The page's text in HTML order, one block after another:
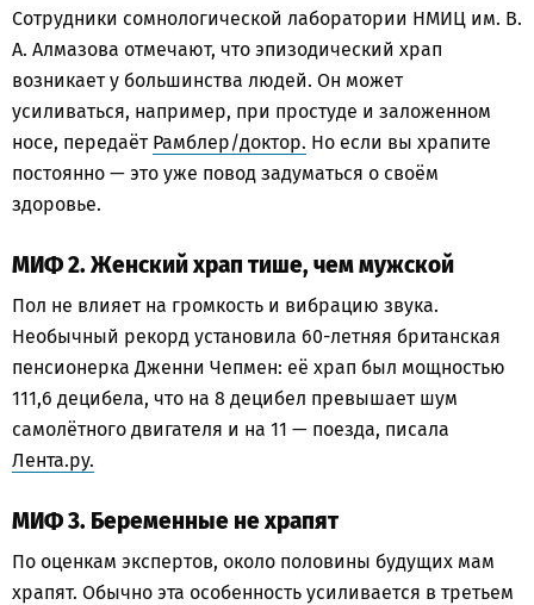
Сотрудники сомнологической лаборатории НМИЦ им. В.
А. Алмазова отмечают, что эпизодический храп
возникает у большинства людей. Он может
усиливаться, например, при простуде и заложенном
носе, передаёт Рамблер/доктор. Но если вы храпите
постоянно — это уже повод задуматься о своём
здоровье.
МИФ 2. Женский храп тише, чем мужской
Пол не влияет на громкость и вибрацию звука.
Необычный рекорд установила 60-летняя британская
пенсионерка Дженни Чепмен: её храп был мощностью
111,6 децибела, что на 8 децибел превышает шум
самолётного двигателя и на 11 — поезда, писала
Лента.ру.
МИФ 3. Беременные не храпят
По оценкам экспертов, около половины будущих мам
храпят. Обычно эта особенность усиливается в третьем